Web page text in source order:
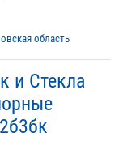
область
и Стекла